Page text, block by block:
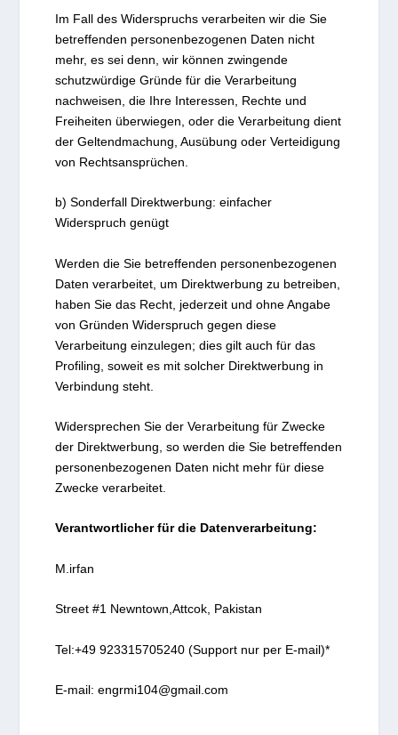
Im Fall des Widerspruchs verarbeiten wir die Sie
betreffenden personenbezogenen Daten nicht
mehr, es sei denn, wir können zwingende
schutzwürdige Gründe für die Verarbeitung
nachweisen, die Ihre Interessen, Rechte und
Freiheiten überwiegen, oder die Verarbeitung dient
der Geltendmachung, Ausübung oder Verteidigung
von Rechtsansprüchen.
b) Sonderfall Direktwerbung: einfacher
Widerspruch genügt
Werden die Sie betreffenden personenbezogenen
Daten verarbeitet, um Direktwerbung zu betreiben,
haben Sie das Recht, jederzeit und ohne Angabe
von Gründen Widerspruch gegen diese
Verarbeitung einzulegen; dies gilt auch für das
Profiling, soweit es mit solcher Direktwerbung in
Verbindung steht.
Widersprechen Sie der Verarbeitung für Zwecke
der Direktwerbung, so werden die Sie betreffenden
personenbezogenen Daten nicht mehr für diese
Zwecke verarbeitet.
Verantwortlicher für die Datenverarbeitung:
M.irfan
Street #1 Newntown,Attcok, Pakistan
Tel:+49 923315705240 (Support nur per E-mail)*
E-mail: engrmi104@gmail.com